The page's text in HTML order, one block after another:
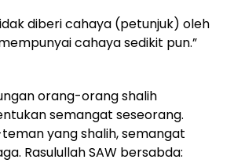
diberi cahaya (petunjuk) oleh
cahaya sedikit pun.”
orang-orang shalih
semangat seseorang.
yang shalih, semangat
Rasulullah SAW bersabda: